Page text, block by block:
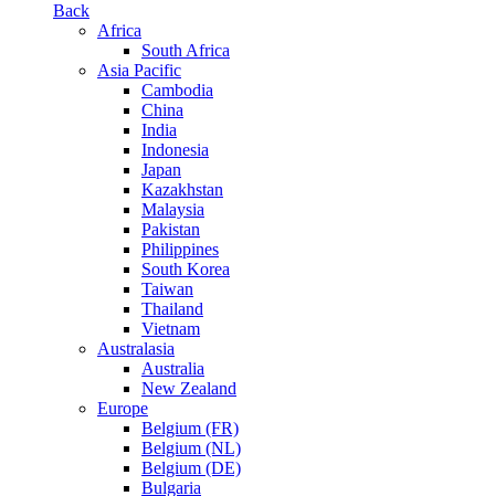
Back
Africa
South Africa
Asia Pacific
Cambodia
China
India
Indonesia
Japan
Kazakhstan
Malaysia
Pakistan
Philippines
South Korea
Taiwan
Thailand
Vietnam
Australasia
Australia
New Zealand
Europe
Belgium (FR)
Belgium (NL)
Belgium (DE)
Bulgaria